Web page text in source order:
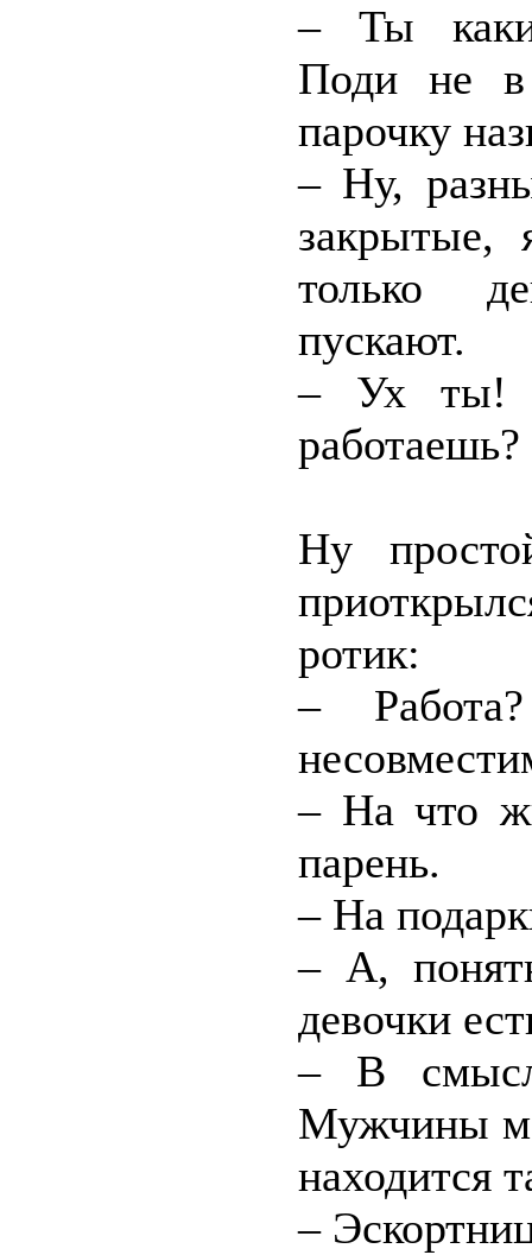
– Ты
Поди не в
парочку
– Ну,
закрытые,
только
пускают.
– Ух ты!
работаешь?
Ну
ротик:
–
– На что
парень.
– На
– А,
девочки
– В
Мужчины
находится
–